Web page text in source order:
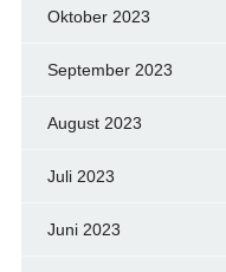
Oktober 2023
September 2023
August 2023
Juli 2023
Juni 2023